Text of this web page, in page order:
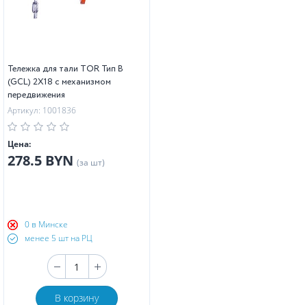
Тележка для тали TOR Тип В
(GCL) 2Х18 с механизмом
передвижения
Артикул: 1001836
Цена:
278.5 BYN (за шт)
0 в Минске
менее 5 шт на РЦ
В корзину